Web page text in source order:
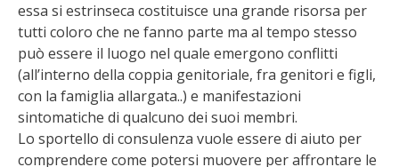
essa si estrinseca costituisce una grande risorsa per
tutti coloro che ne fanno parte ma al tempo stesso
può essere il luogo nel quale emergono conflitti
(all’interno della coppia genitoriale, fra genitori e figli,
con la famiglia allargata..) e manifestazioni
sintomatiche di qualcuno dei suoi membri.
Lo sportello di consulenza vuole essere di aiuto per
comprendere come potersi muovere per affrontare le